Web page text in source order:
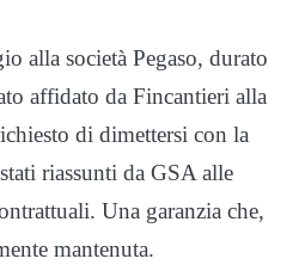
alla società Pegaso, durato
affidato da Fincantieri alla
di dimettersi con la
riassunti da GSA alle
Una garanzia che,
mantenuta.